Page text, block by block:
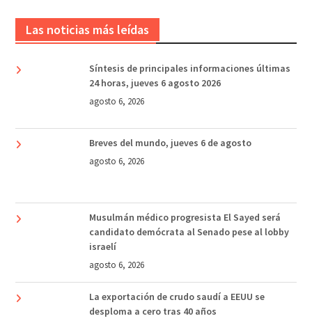
Las noticias más leídas
Síntesis de principales informaciones últimas
24 horas, jueves 6 agosto 2026
agosto 6, 2026
Breves del mundo, jueves 6 de agosto
agosto 6, 2026
Musulmán médico progresista El Sayed será
candidato demócrata al Senado pese al lobby
israelí
agosto 6, 2026
La exportación de crudo saudí a EEUU se
desploma a cero tras 40 años